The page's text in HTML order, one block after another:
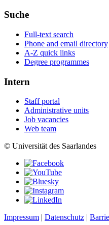
Suche
Full-text search
Phone and email directory
A-Z quick links
Degree programmes
Intern
Staff portal
Administrative units
Job vacancies
Web team
© Universität des Saarlandes
Impressum | Datenschutz |